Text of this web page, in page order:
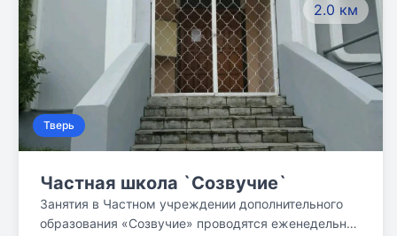
качества, в девочках - женские.
2.0 км
Тверь
Частная школа `Созвучие`
Занятия в Частном учреждении дополнительного
образования «Созвучие» проводятся еженедельно